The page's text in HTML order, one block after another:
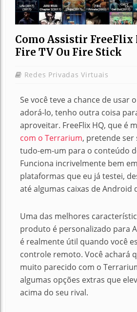
Como Assistir FreeFlix
Fire TV Ou Fire Stick
Redes Privadas Virtuais
Se você teve a chance de usar
adorá-lo, tenho outra coisa
aproveitar. FreeFlix HQ, que é
com o Terrarium, pretende ser
tudo-em-um para o conteúdo
Funciona incrivelmente bem
plataformas que eu já testei,
até algumas caixas de Android
Uma das melhores
produto é personalizado para
é realmente útil quando você
controle remoto. Você achará
muito parecido com o
algumas opções extras que
acima do seu rival.